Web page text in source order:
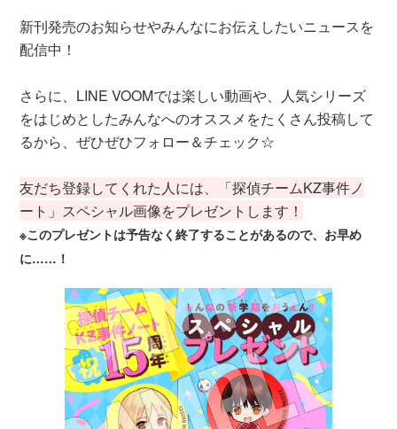
新刊発売のお知らせやみんなにお伝えしたいニュースを
配信中！
さらに、LINE VOOMでは楽しい動画や、人気シリーズ
をはじめとしたみんなへのオススメをたくさん投稿して
るから、ぜひぜひフォロー＆チェック☆
友だち登録してくれた人には、「探偵チームKZ事件ノ
ート」スペシャル画像をプレゼントします！
※このプレゼントは予告なく終了することがあるので、お早め
に……！